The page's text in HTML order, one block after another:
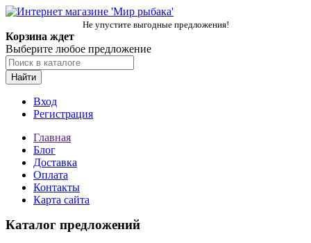
Не упустите выгодные предложения!
Корзина ждет
Выберите любое предложение
Найти
Вход
Регистрация
Главная
Блог
Доставка
Оплата
Контакты
Карта сайта
Каталог предложений